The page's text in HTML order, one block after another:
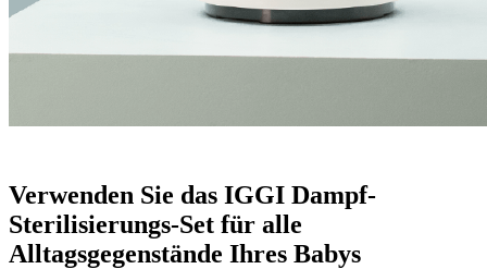
Verwenden Sie das IGGI Dampf-
Sterilisierungs-Set für alle
Alltagsgegenstände Ihres Babys